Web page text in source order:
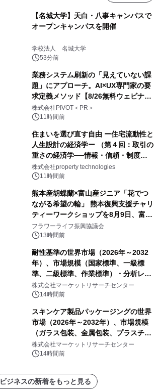
【名城大学】天白・八事キャンパスで
オープンキャンパスを開催
学校法人 名城大学
53分前
業務システム刷新の「見えていない課
題」にアプローチ。AI×UX専門家の要
求定義メソッド【8/26無料ウェビナ
ー】株式会社PIVOT
株式会社PIVOT＜PR＞
11時間前
住まいを選び直す自由 ー住宅流動性と
人生設計の経済学ー （第４回：取引の
重さの経済学──情報・信頼・制度を
PropTechはどう組み替えるか）｜
PropTech-Lab
株式会社property technologies
11時間前
熊本産胡蝶蘭×富山産ジニア「花でつ
ながる希望の輪」 熊本復興支援チャリ
ティーワークショップを8月9日、富
山・射水で開催
フラワーライフ振興協議会
13時間前
耐性基準の世界市場（2026年～2032
年）、市場規模（国家標準、一級標
準、二級標準、作業標準）・分析レポ
ートを発表
株式会社マーケットリサーチセンター
14時間前
スキンケア製品パッケージングの世界
市場（2026年～2032年）、市場規模
（ガラス包装、金属包装、プラスチッ
ク包装、その他）・分析レポートを発
表
株式会社マーケットリサーチセンター
14時間前
ビジネスの新着をもっと見る